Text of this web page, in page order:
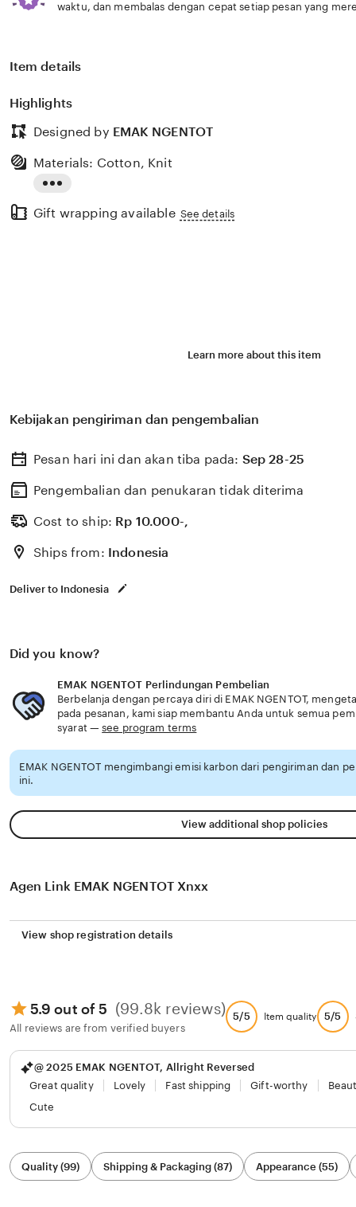
waktu, dan membalas dengan cepat setiap pesan yang
Item details
Highlights
Designed by EMAK NGENTOT
the
Materials: Cotton, Knit
Gift wrapping available See details
Learn more about this item
Kebijakan pengiriman dan pengembalian
Pesan hari ini dan akan tiba pada: Sep 28-25
Pengembalian dan penukaran tidak diterima
Cost to ship: Rp 10.000-,
Ships from: Indonesia
Deliver to Indonesia
Did you know?
EMAK NGENTOT Perlindungan Pembelian
Berbelanja dengan percaya diri di EMAK NGENTOT,
pada pesanan, kami siap membantu Anda untuk semua
syarat —see program terms
EMAK NGENTOT mengimbangi emisi karbon dari pengiriman dan
ini.
View additional shop policies
Agen Link EMAK NGENTOT Xnxx
View shop registration details
5.9 out of 5 (99.8k reviews)
All reviews are from verified buyers
5/5 Item quality 5/5
@ 2025 EMAK NGENTOT, Allright Reversed
Great quality
Lovely Fast shipping Gift-worthy
Cute
Filter
by
category
Quality (99) Shipping & Packaging (87) Appearance (55)